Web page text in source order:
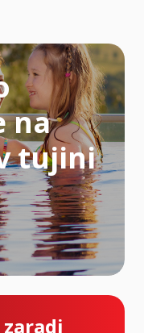
na
tujini